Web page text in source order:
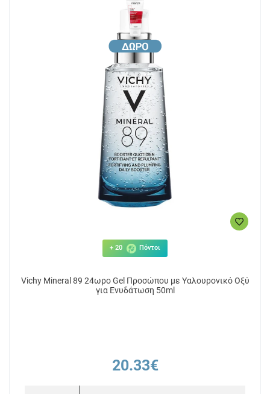
+ 20 Πόντοι
Vichy Mineral 89 24ωρο Gel Προσώπου με Υαλουρονικό Οξύ
για Ενυδάτωση 50ml
20.33€